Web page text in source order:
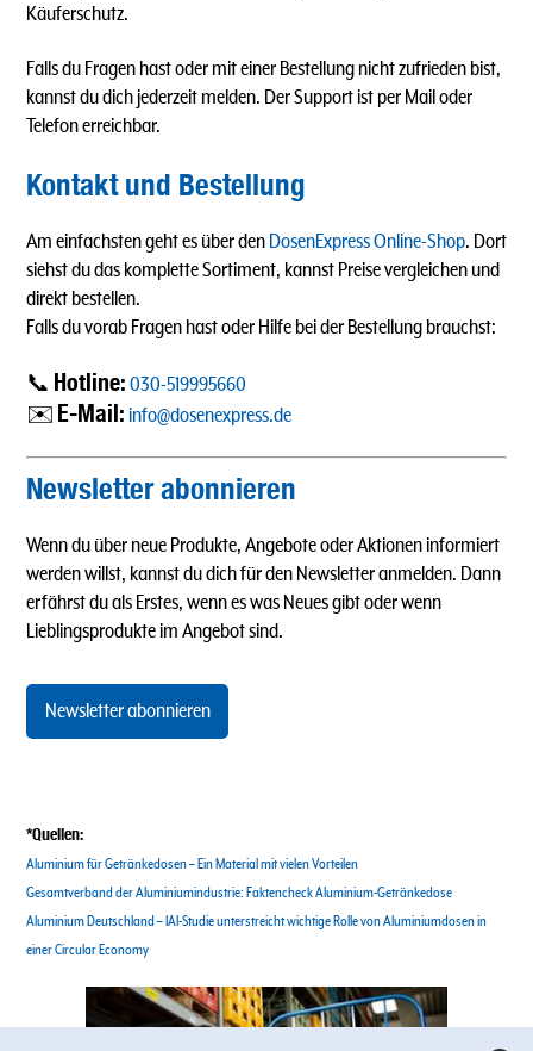
Käuferschutz.
Falls du Fragen hast oder mit einer Bestellung nicht zufrieden bist,
kannst du dich jederzeit melden. Der Support ist per Mail oder
Telefon erreichbar.
Kontakt und Bestellung
Am einfachsten geht es über den DosenExpress Online-Shop. Dort
siehst du das komplette Sortiment, kannst Preise vergleichen und
direkt bestellen.
Falls du vorab Fragen hast oder Hilfe bei der Bestellung brauchst:
📞 Hotline: 030-519995660
✉️ E-Mail: info@dosenexpress.de
Newsletter abonnieren
Wenn du über neue Produkte, Angebote oder Aktionen informiert
werden willst, kannst du dich für den Newsletter anmelden. Dann
erfährst du als Erstes, wenn es was Neues gibt oder wenn
Lieblingsprodukte im Angebot sind.
Newsletter abonnieren
*Quellen:
Aluminium für Getränkedosen – Ein Material mit vielen Vorteilen
Gesamtverband der Aluminiumindustrie: Faktencheck Aluminium-Getränkedose
Aluminium Deutschland – IAI-Studie unterstreicht wichtige Rolle von Aluminiumdosen in
einer Circular Economy